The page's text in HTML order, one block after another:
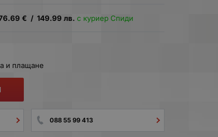
€ / 149.99 лв. с куриер Спиди
и плащане
088 55 99 413